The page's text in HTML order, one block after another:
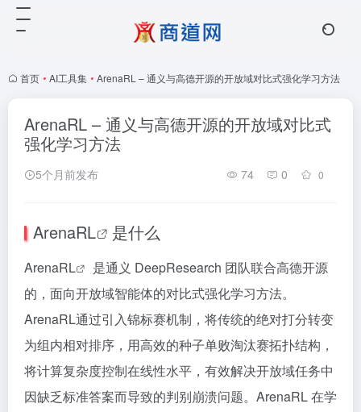
首页 • AI工具集 • ArenaRL – 通义与高德开源的开放域对比式强化学习方法
ArenaRL – 通义与高德开源的开放域对比式
强化学习方法
5个月前发布 74 0 0
ArenaRL 是什么
ArenaRL
是通义 DeepResearch 团队联合高德开源
的，面向开放域智能体的对比式强化学习方法。
ArenaRL通过引入锦标赛机制，将传统的绝对打分转变
为组内相对排序，用高效的种子单败淘汰赛拓扑结构，
将计算复杂度控制在线性水平，有效解决开放域任务中
因缺乏标准答案而导致的判别崩溃问题。ArenaRL 在学